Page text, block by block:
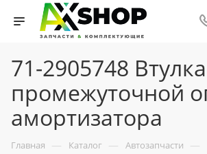
71-2905748 Втулка
промежуточной
амортизатора
Главная — Каталог — Автозапчасти —